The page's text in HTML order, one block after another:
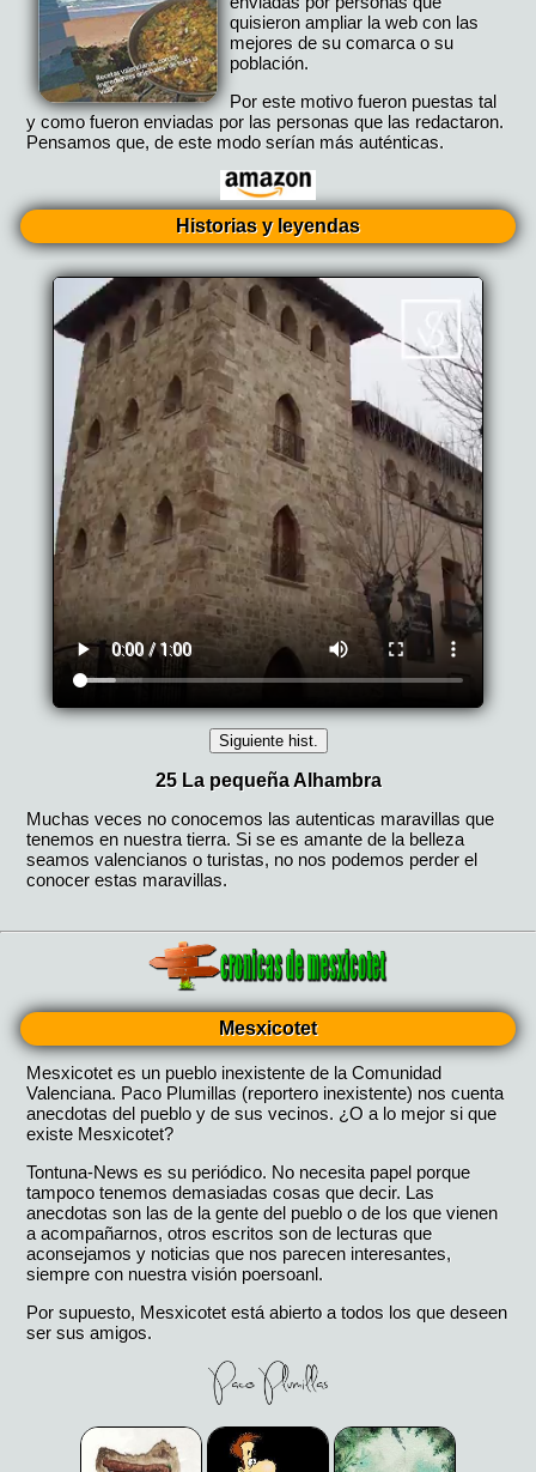
quisieron ampliar la web con las
mejores de su comarca o su
población.
Por este motivo fueron puestas tal
y como fueron enviadas por las personas que las redactaron.
Pensamos que, de este modo serían más auténticas.
Historias y leyendas
Mesxicotet
Mesxicotet es un pueblo inexistente de la Comunidad
Valenciana. Paco Plumillas (reportero inexistente) nos cuenta
anecdotas del pueblo y de sus vecinos. ¿O a lo mejor si que
existe Mesxicotet?
Tontuna-News es su periódico. No necesita papel porque
tampoco tenemos demasiadas cosas que decir. Las
anecdotas son las de la gente del pueblo o de los que vienen
a acompañarnos, otros escritos son de lecturas que
aconsejamos y noticias que nos parecen interesantes,
siempre con nuestra visión poersoanl.
Por supuesto, Mesxicotet está abierto a todos los que deseen
ser sus amigos.